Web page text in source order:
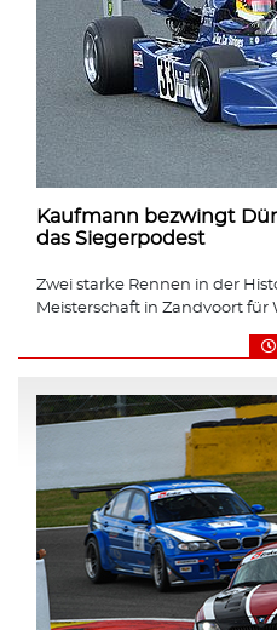
Kaufmann bezwingt
das Siegerpodest
Zwei starke Rennen in der
Meisterschaft in Zandvoort